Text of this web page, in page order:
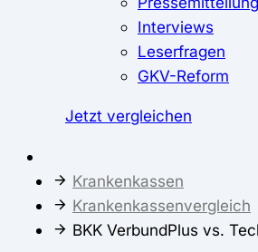
Interviews
Leserfragen
GKV-Reform
Jetzt vergleichen
Krankenkassen
Krankenkassenvergleich
BKK VerbundPlus vs.